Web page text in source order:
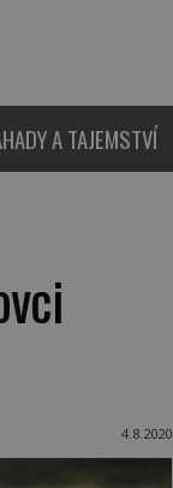
A TAJEMSTVÍ
4.8.2020